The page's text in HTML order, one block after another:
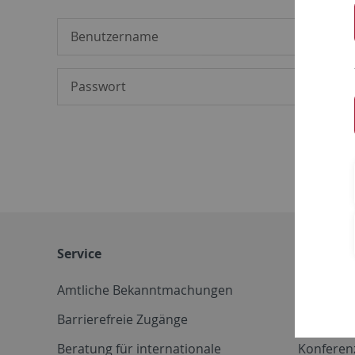
Service
Amtliche Bekanntmachungen
Barrierefreie Zugänge
Beratung für internationale